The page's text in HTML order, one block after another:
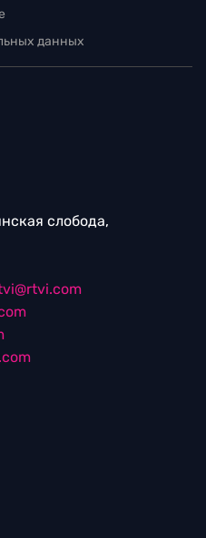
данных
слобода,